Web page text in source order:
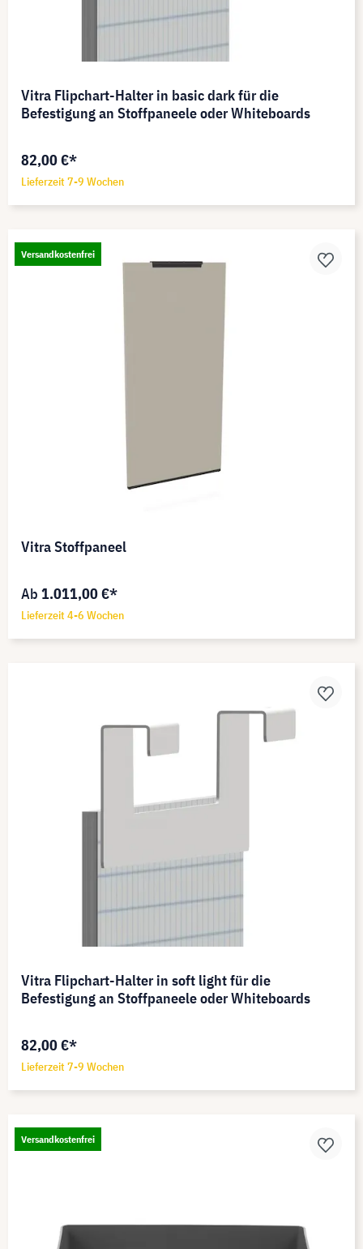
Vitra Flipchart-Halter in basic dark für die
Befestigung an Stoffpaneele oder Whiteboards
82,00 €*
Lieferzeit 7-9 Wochen
Versandkostenfrei
Vitra Stoffpaneel
Ab 1.011,00 €*
Lieferzeit 4-6 Wochen
Vitra Flipchart-Halter in soft light für die
Befestigung an Stoffpaneele oder Whiteboards
82,00 €*
Lieferzeit 7-9 Wochen
Versandkostenfrei